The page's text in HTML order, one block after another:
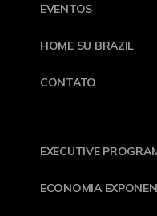
EVENTOS
HOME SU BRAZIL
CONTATO
EXECUTIVE
ECONOMIA